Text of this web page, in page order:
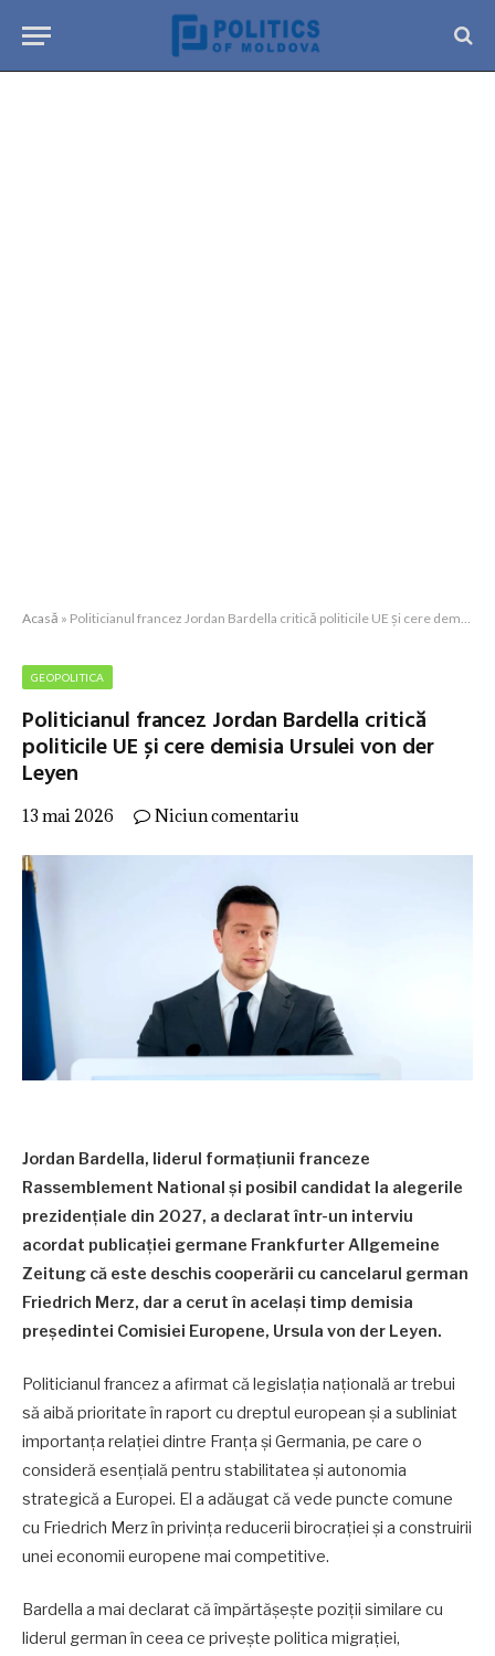
Acasă » Politicianul francez Jordan Bardella critică politicile UE și cere demisia Ursulei von der Leyen
GEOPOLITICA
Politicianul francez Jordan Bardella critică
politicile UE și cere demisia Ursulei von der
Leyen
13 mai 2026 Niciun comentariu
Jordan Bardella, liderul formațiunii franceze
Rassemblement National și posibil candidat la alegerile
prezidențiale din 2027, a declarat într-un interviu
acordat publicației germane Frankfurter Allgemeine
Zeitung că este deschis cooperării cu cancelarul german
Friedrich Merz, dar a cerut în același timp demisia
președintei Comisiei Europene, Ursula von der Leyen.
Politicianul francez a afirmat că legislația națională ar trebui
să aibă prioritate în raport cu dreptul european și a subliniat
importanța relației dintre Franța și Germania, pe care o
consideră esențială pentru stabilitatea și autonomia
strategică a Europei. El a adăugat că vede puncte comune
cu Friedrich Merz în privința reducerii birocrației și a construirii
unei economii europene mai competitive.
Bardella a mai declarat că împărtășește poziții similare cu
liderul german în ceea ce privește politica migrației,